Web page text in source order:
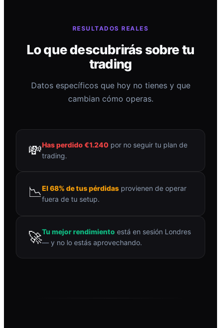
RESULTADOS REALES
Lo que descubrirás sobre tu
trading
Datos específicos que hoy no tienes y que
cambian cómo operas.
💸Has perdido €1.240 por no seguir tu plan de
trading.
📉El 68% de tus pérdidas provienen de operar
fuera de tu setup.
🚀Tu mejor rendimiento está en sesión Londres
— y no lo estás aprovechando.